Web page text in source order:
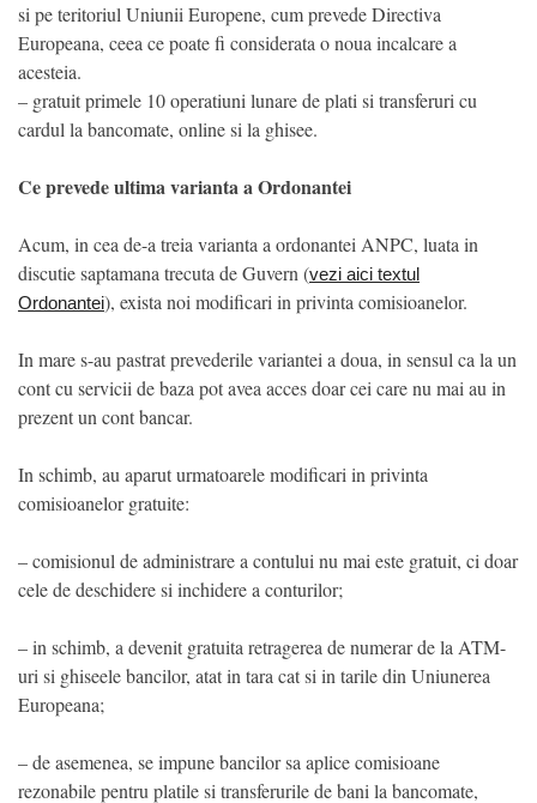
si pe teritoriul Uniunii Europene, cum prevede Directiva
Europeana, ceea ce poate fi considerata o noua incalcare a
acesteia.
– gratuit primele 10 operatiuni lunare de plati si transferuri cu
cardul la bancomate, online si la ghisee.
Ce prevede ultima varianta a Ordonantei
Acum, in cea de-a treia varianta a ordonantei ANPC, luata in
discutie saptamana trecuta de Guvern (vezi aici textul
Ordonantei), exista noi modificari in privinta comisioanelor.
In mare s-au pastrat prevederile variantei a doua, in sensul ca la un
cont cu servicii de baza pot avea acces doar cei care nu mai au in
prezent un cont bancar.
In schimb, au aparut urmatoarele modificari in privinta
comisioanelor gratuite:
– comisionul de administrare a contului nu mai este gratuit, ci doar
cele de deschidere si inchidere a conturilor;
– in schimb, a devenit gratuita retragerea de numerar de la ATM-
uri si ghiseele bancilor, atat in tara cat si in tarile din Uniunerea
Europeana;
– de asemenea, se impune bancilor sa aplice comisioane
rezonabile pentru platile si transferurile de bani la bancomate,